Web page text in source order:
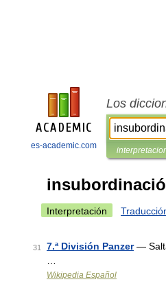
es-academic.com
Los
Interpretación
31 7.ª División Panzer—
Wikipedia Español